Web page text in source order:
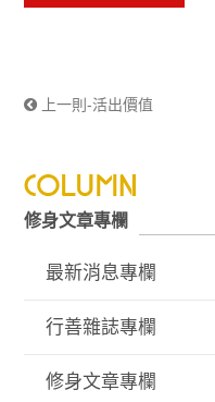
上一則-活出價值
修身文章專欄
最新消息專欄
行善雜誌專欄
修身文章專欄